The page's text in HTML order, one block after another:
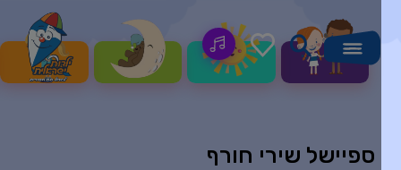
ספיישל שירי חורף